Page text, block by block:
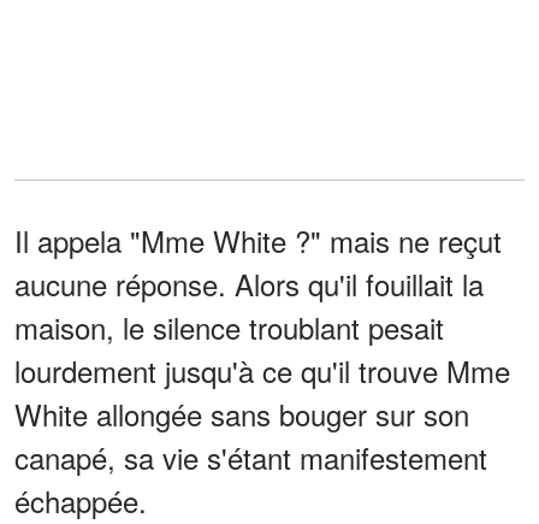
Il appela "Mme White ?" mais ne reçut
aucune réponse. Alors qu'il fouillait la
maison, le silence troublant pesait
lourdement jusqu'à ce qu'il trouve Mme
White allongée sans bouger sur son
canapé, sa vie s'étant manifestement
échappée.